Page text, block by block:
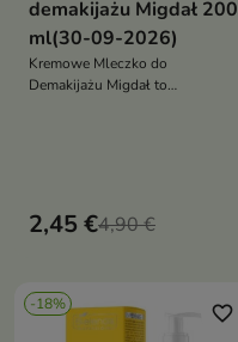
demakijażu Migdał 200
ml(30-09-2026)
Kremowe Mleczko do
Demakijażu Migdał to
2,45 €4,90 €
-18% favorite_border